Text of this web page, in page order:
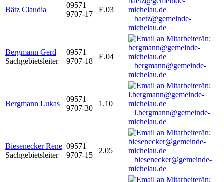
Bätz Claudia
09571
9707-17
E.03
baetz@gemeinde-
michelau.de
Bergmann Gerd
Sachgebietsleiter
09571
9707-18
E.04
bergmann@gemeinde-
michelau.de
Bergmann Lukas
09571
9707-30
1.10
l.bergmann@gemeinde-
michelau.de
Biesenecker Rene
Sachgebietsleiter
09571
9707-15
2.05
biesenecker@gemeinde-
michelau.de